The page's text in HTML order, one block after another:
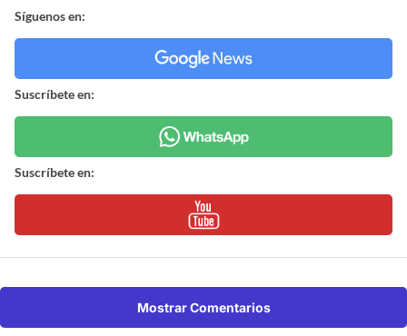
Síguenos en:
Suscríbete en:
Suscríbete en:
Mostrar Comentarios